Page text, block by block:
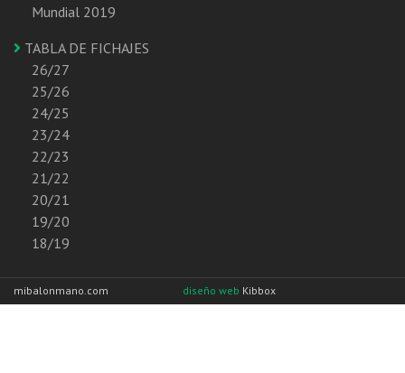
Mundial 2019
TABLA DE FICHAJES
26/27
25/26
24/25
23/24
22/23
21/22
20/21
19/20
18/19
mibalonmano.com diseño web Kibbox